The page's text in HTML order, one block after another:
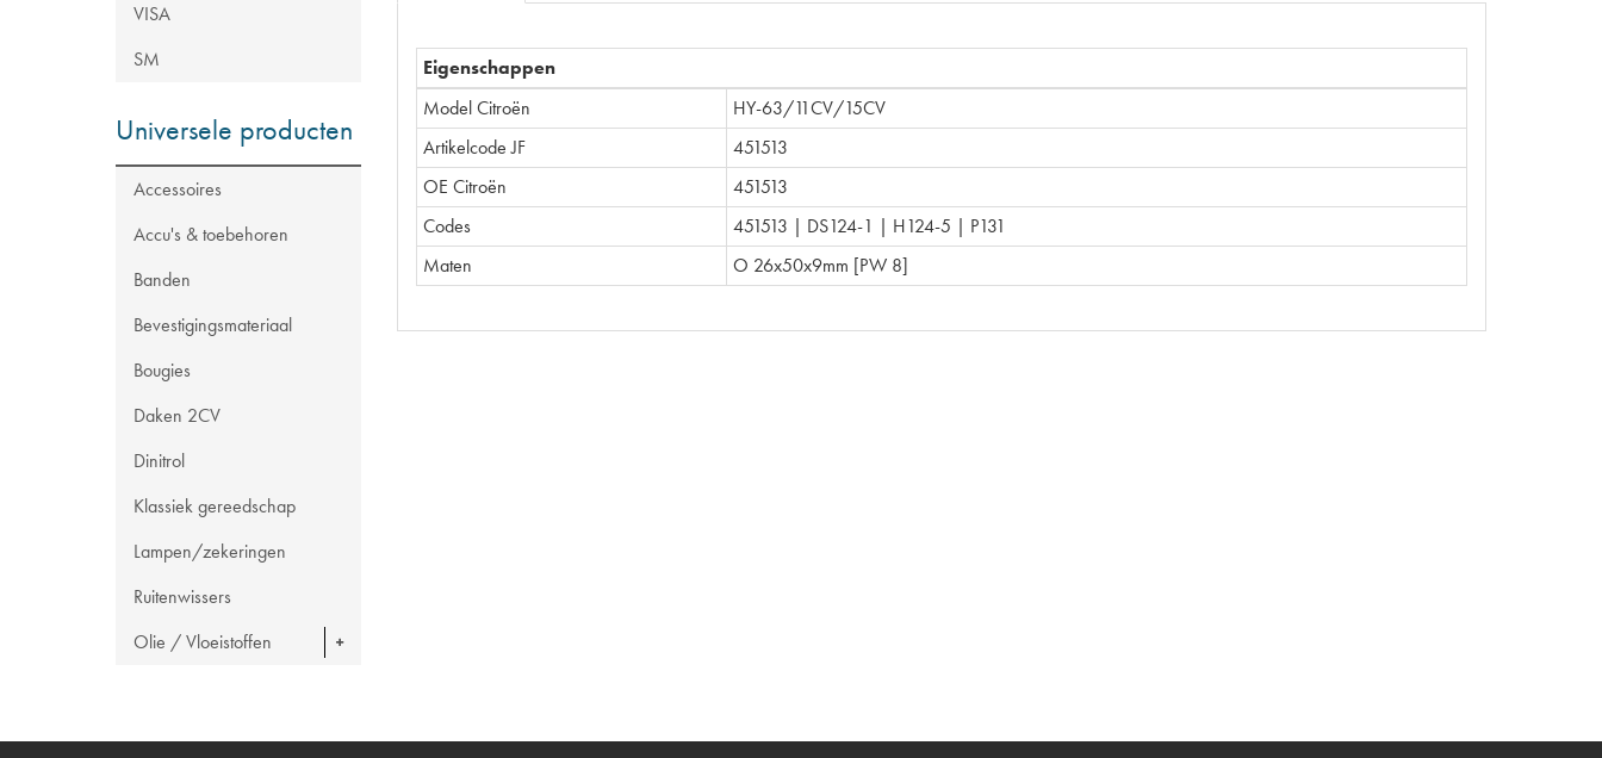
VISA
SM
Universele producten
Accessoires
Accu's & toebehoren
Banden
Bevestigingsmateriaal
Bougies
Daken 2CV
Dinitrol
Klassiek gereedschap
Lampen/zekeringen
Ruitenwissers
Olie / Vloeistoffen
Eigenschappen
Model Citroën
HY-63/11CV/15CV
Artikelcode JF
451513
OE Citroën
451513
Codes
451513 | DS124-1 | H124-5 | P131
Maten
O 26x50x9mm [PW 8]